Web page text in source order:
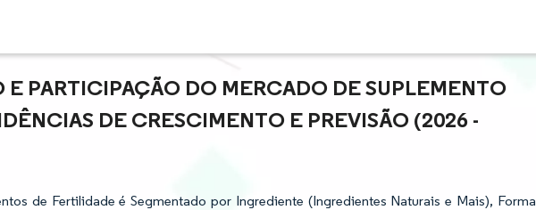
E PARTICIPAÇÃO DO MERCADO DE SUPLEMENTO
DE CRESCIMENTO E PREVISÃO (2026 -
de Fertilidade é Segmentado por Ingrediente (Ingredientes Naturais e Mais), Forma